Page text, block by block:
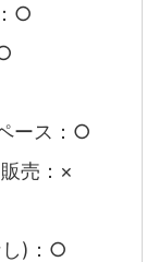
○
ース：○
売：×
し)：○